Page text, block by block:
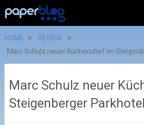
HOME
REISEN
Marc Schulz neuer Küchenchef im
Marc Schulz neuer
Steigenberger